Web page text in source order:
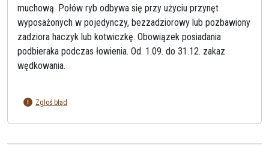
muchową. Połów ryb odbywa się przy użyciu przynęt
wyposażonych w pojedynczy, bezzadziorowy lub pozbawiony
zadziora haczyk lub kotwiczkę. Obowiązek posiadania
podbieraka podczas łowienia. Od. 1.09. do 31.12. zakaz
wędkowania.
Zgłoś błąd